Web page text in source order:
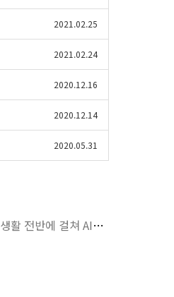
2021.02.25
2021.02.24
2020.12.16
2020.12.14
2020.05.31
카이스트·투자의 신' 공동개발, AI플랫폼 '왓스코어' 검색·검증까지현대경제신문 임이랑기자 |기자 금융과 전자IT, 부동산은 물론 생활 전반에 걸쳐 AI가 시대 흐름을 좌우하고 있…